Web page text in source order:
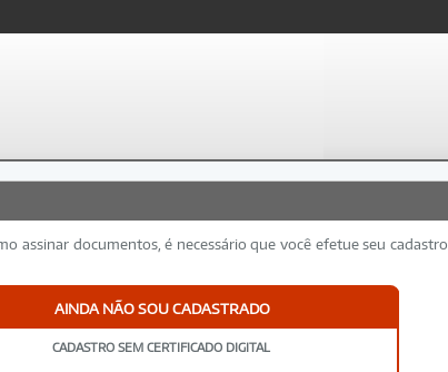
assinar documentos, é necessário que você efetue seu cadastro
AINDA NÃO SOU CADASTRADO
CADASTRO SEM CERTIFICADO DIGITAL